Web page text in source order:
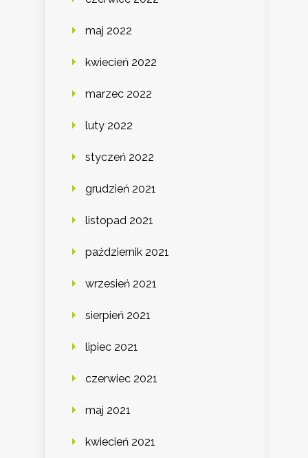
maj 2022
kwiecień 2022
marzec 2022
luty 2022
styczeń 2022
grudzień 2021
listopad 2021
październik 2021
wrzesień 2021
sierpień 2021
lipiec 2021
czerwiec 2021
maj 2021
kwiecień 2021